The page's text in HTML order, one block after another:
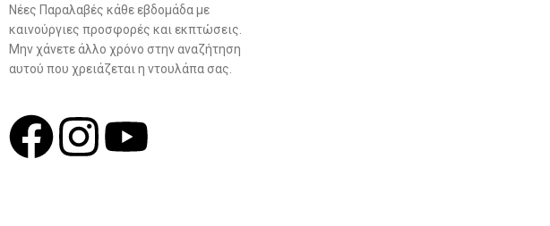
Νέες Παραλαβές κάθε εβδομάδα με
καινούργιες προσφορές και εκπτώσεις.
Μην χάνετε άλλο χρόνο στην αναζήτηση
αυτού που χρειάζεται η ντουλάπα σας.